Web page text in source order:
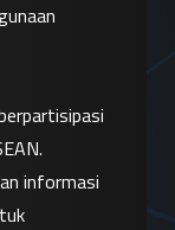
informasi